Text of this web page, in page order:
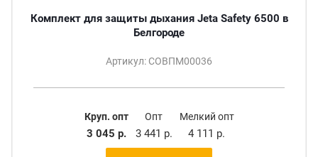
Комплект для защиты дыхания Jeta Safety 6500 в
Белгороде
Артикул: СОВПМ00036
Круп. опт
3 045 р.
Опт
3 441 р.
Мелкий опт
4 111 р.